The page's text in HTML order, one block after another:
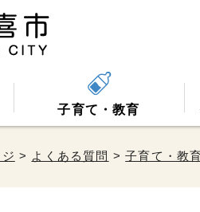
子育て・教育
> よくある質問 >子育て・教